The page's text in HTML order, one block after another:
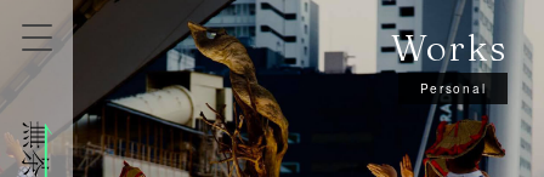
株式会社無茶苦茶
Works
Personal